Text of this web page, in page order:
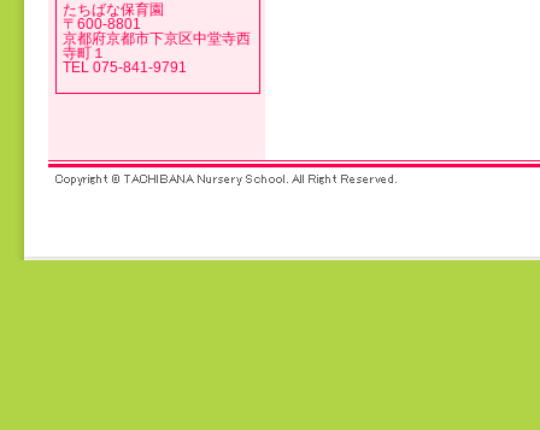
たちばな保育園
〒600-8801
京都府京都市下京区中堂寺西
寺町１
TEL 075-841-9791